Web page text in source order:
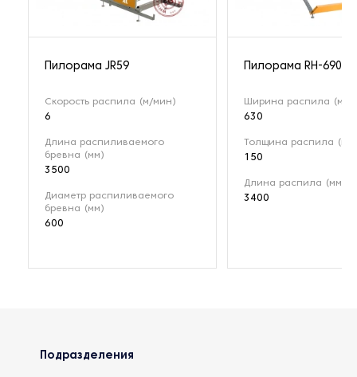
Пилорама JR59
Скорость распила (м/мин)
6
Длина распиливаемого
бревна (мм)
3500
Диаметр распиливаемого
бревна (мм)
600
Пилорама RH-690
Ширина распила (мм)
630
Толщина распила (мм)
150
Длина распила (мм)
3400
Подразделения